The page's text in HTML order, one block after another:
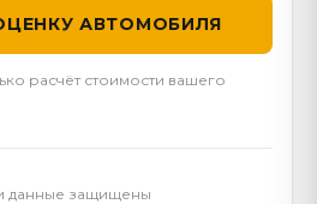
расчёт стоимости вашего
данные защищены